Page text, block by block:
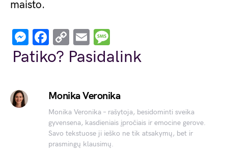
maisto.
Messenger
Facebook
Copy
Link
Email
Patiko? Pasidalink
Monika Veronika
Monika Veronika – rašytoja, besidominti sveika
gyvensena, kasdieniais įpročiais ir emocine gerove.
Savo tekstuose ji ieško ne tik atsakymų, bet ir
prasmingų klausimų.